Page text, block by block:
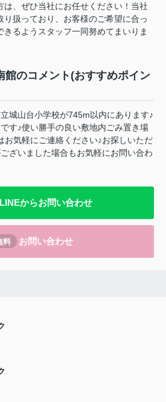
は、ぜひ当社にお任せください！当社
り扱っており、お客様のご希望に合っ
きるようスタッフ一同努めてまいりま
のコメント(おすすめポイン
城山台小学校が745m以内にあります♪
す♪使い勝手の良い敷地内ごみ置き場
お気軽にご連絡ください♪お探しいただ
ざいました場合もお気軽にお問い合わ
LINEからお問い合わせ
料 お問い合わせ